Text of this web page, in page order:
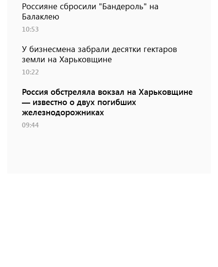
Россияне сбросили "Бандероль" на
Балаклею
10:53
У бизнесмена забрали десятки гектаров
земли на Харьковщине
10:22
Россия обстреляла вокзал на Харьковщине
— известно о двух погибших
железнодорожниках
09:44